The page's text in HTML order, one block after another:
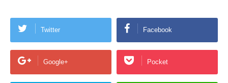
Twitter Facebook
Google+ Pocket